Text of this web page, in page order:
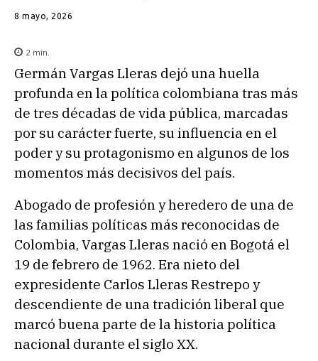
8 mayo, 2026
2 min.
Germán Vargas Lleras dejó una huella
profunda en la política colombiana tras más
de tres décadas de vida pública, marcadas
por su carácter fuerte, su influencia en el
poder y su protagonismo en algunos de los
momentos más decisivos del país.
Abogado de profesión y heredero de una de
las familias políticas más reconocidas de
Colombia, Vargas Lleras nació en Bogotá el
19 de febrero de 1962. Era nieto del
expresidente Carlos Lleras Restrepo y
descendiente de una tradición liberal que
marcó buena parte de la historia política
nacional durante el siglo XX.